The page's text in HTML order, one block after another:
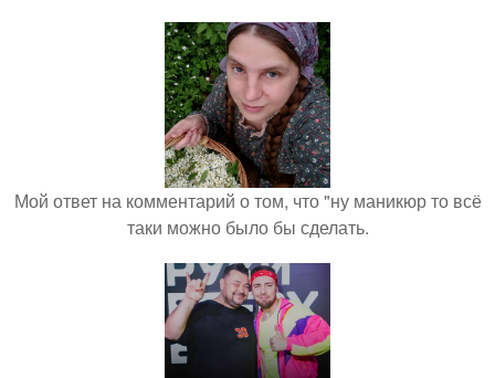
Мой ответ на комментарий о том, что "ну маникюр то всё
таки можно было бы сделать.